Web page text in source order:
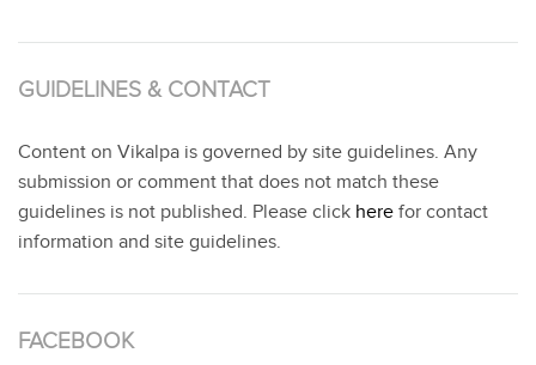
GUIDELINES & CONTACT
Content on Vikalpa is governed by site guidelines. Any
submission or comment that does not match these
guidelines is not published. Please click here for contact
information and site guidelines.
FACEBOOK